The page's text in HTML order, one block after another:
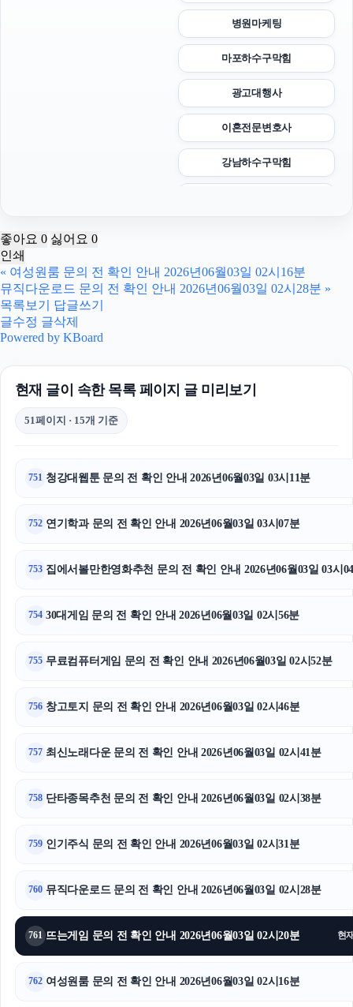
병원마케팅
마포하수구막힘
광고대행사
이혼전문변호사
강남하수구막힘
강동하수구막힘
용인하수구막힘
대전이혼전문변호사
이혼전문변호사
좋아요 0 싫어요 0
인쇄
« 여성원룸 문의 전 확인 안내 2026년06월03일 02시16분
뮤직다운로드 문의 전 확인 안내 2026년06월03일 02시28분 »
목록보기
답글쓰기
글수정 글삭제
Powered by KBoard
현재 글이 속한 목록 페이지 글 미리보기
51페이지 · 15개 기준
751 청강대웹툰 문의 전 확인 안내 2026년06월03일 03시11분
752 연기학과 문의 전 확인 안내 2026년06월03일 03시07분
753 집에서볼만한영화추천 문의 전 확인 안내 2026년06월03일 03시
754 30대게임 문의 전 확인 안내 2026년06월03일 02시56분
755 무료컴퓨터게임 문의 전 확인 안내 2026년06월03일 02시52분
756 창고토지 문의 전 확인 안내 2026년06월03일 02시46분
757 최신노래다운 문의 전 확인 안내 2026년06월03일 02시41분
758 단타종목추천 문의 전 확인 안내 2026년06월03일 02시38분
759 인기주식 문의 전 확인 안내 2026년06월03일 02시31분
760 뮤직다운로드 문의 전 확인 안내 2026년06월03일 02시28분
761 뜨는게임 문의 전 확인 안내 2026년06월03일 02시20분 현
762 여성원룸 문의 전 확인 안내 2026년06월03일 02시16분